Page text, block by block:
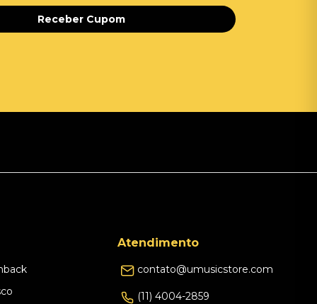
Receber Cupom
Atendimento
contato@umusicstore.com
(11) 4004-2859